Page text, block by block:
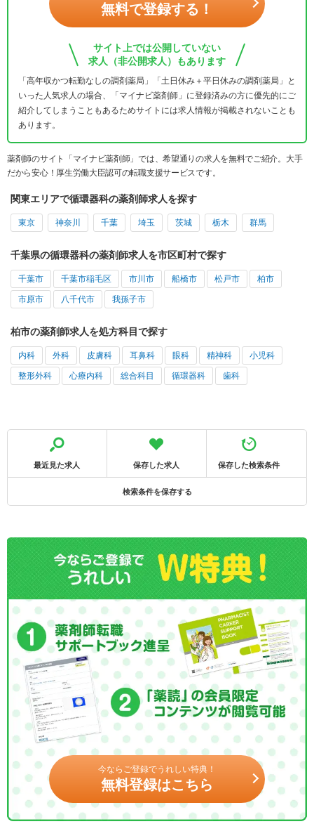
無料で登録する！
サイト上では公開していない
求人（非公開求人）もあります
「高年収かつ転勤なしの調剤薬局」「土日休み＋平日休みの調剤薬局」と
いった人気求人の場合、「マイナビ薬剤師」に登録済みの方に優先的にご
紹介してしまうこともあるためサイトには求人情報が掲載されないことも
あります。
薬剤師のサイト「マイナビ薬剤師」では、希望通りの求人を無料でご紹介。大手
だから安心！厚生労働大臣認可の転職支援サービスです。
関東エリアで循環器科の薬剤師求人を探す
東京 神奈川 千葉 埼玉 茨城 栃木 群馬
千葉県の循環器科の薬剤師求人を市区町村で探す
千葉市 千葉市稲毛区 市川市 船橋市 松戸市 柏市
市原市 八千代市 我孫子市
柏市の薬剤師求人を処方科目で探す
内科 外科 皮膚科 耳鼻科 眼科 精神科 小児科
整形外科 心療内科 総合科目 循環器科 歯科
最近見た求人 保存した求人 保存した検索条件
検索条件を保存する
今ならご登録でうれしい特典！
無料登録はこちら